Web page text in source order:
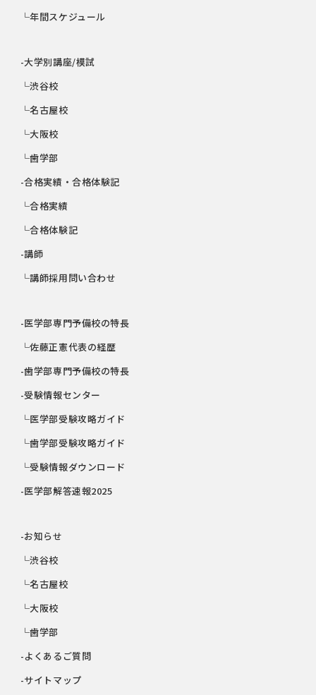
└年間スケジュール
-大学別講座/模試
└渋谷校
└名古屋校
└大阪校
└歯学部
-合格実績・合格体験記
└合格実績
└合格体験記
-講師
└講師採用問い合わせ
-医学部専門予備校の特長
└佐藤正憲代表の経歴
-歯学部専門予備校の特長
-受験情報センター
└医学部受験攻略ガイド
└歯学部受験攻略ガイド
└受験情報ダウンロード
-医学部解答速報2025
-お知らせ
└渋谷校
└名古屋校
└大阪校
└歯学部
-よくあるご質問
-サイトマップ